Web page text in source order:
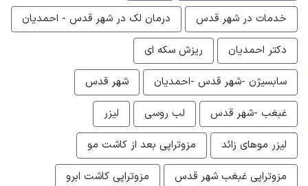
خدمات در شهر قدس
درمان لک در شهر قدس - احمدیان
دکتر احمدیان
ریزش سکه ای
سابسیژن -شهر قدس -احمدیان
شهر قدس
غبغب -شهر قدس
لب روسی
لیزر
لیزر موهای زائد
مزوتراپی بعد از کاشت مو
مزوتراپی غبغب شهر قدس
مزوتراپی کاشت ابرو